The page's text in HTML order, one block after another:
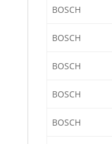
BOSCH
BOSCH
BOSCH
BOSCH
BOSCH